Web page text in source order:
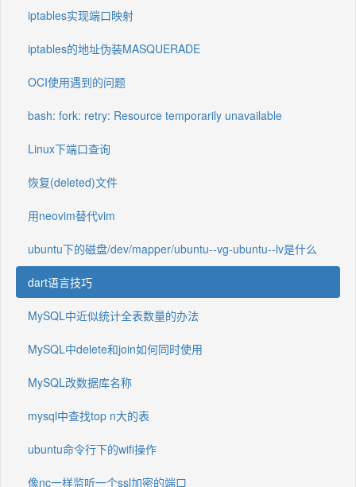
iptables实现端口映射
iptables的地址伪装MASQUERADE
OCI使用遇到的问题
bash: fork: retry: Resource temporarily unavailable
Linux下端口查询
恢复(deleted)文件
用neovim替代vim
ubuntu下的磁盘/dev/mapper/ubuntu--vg-ubuntu--lv是什么
dart语言技巧
MySQL中近似统计全表数量的办法
MySQL中delete和join如何同时使用
MySQL改数据库名称
mysql中查找top n大的表
ubuntu命令行下的wifi操作
像nc一样监听一个ssl加密的端口